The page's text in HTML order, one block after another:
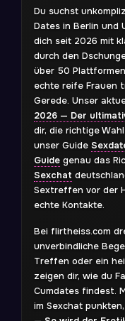
Du suchst
Dates in Berlin und
dich seit 2026 mit
durch den
über 50
echte reife Frauen
Gerede. Unser
2026 — Der
dir, die richtige
unser Guide
Guidegenau das
Sexchat
Sextreffen vor der
echte Kontakte.
Bei flirtheiss.com
unverbindliche
Treffen oder ein
zeigen dir, wie du
Cumdates findest.
im Sexchat